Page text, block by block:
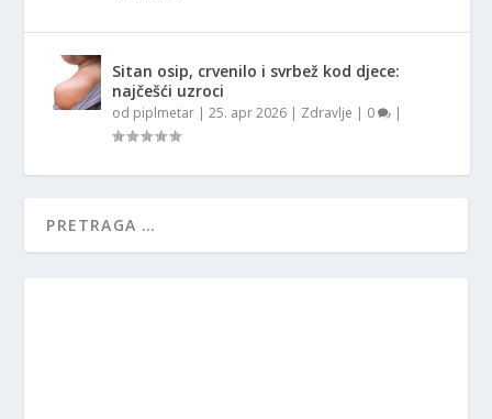
Sitan osip, crvenilo i svrbež kod djece:
najčešći uzroci
od piplmetar |25. apr 2026 | Zdravlje | 0 |